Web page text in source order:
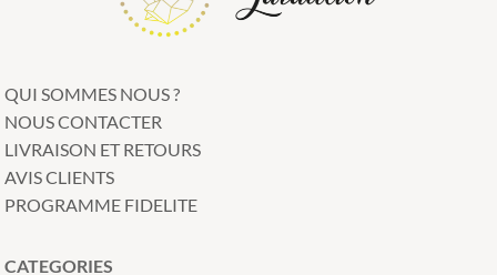
QUI SOMMES NOUS ?
NOUS CONTACTER
LIVRAISON ET RETOURS
AVIS CLIENTS
PROGRAMME FIDELITE
CATEGORIES